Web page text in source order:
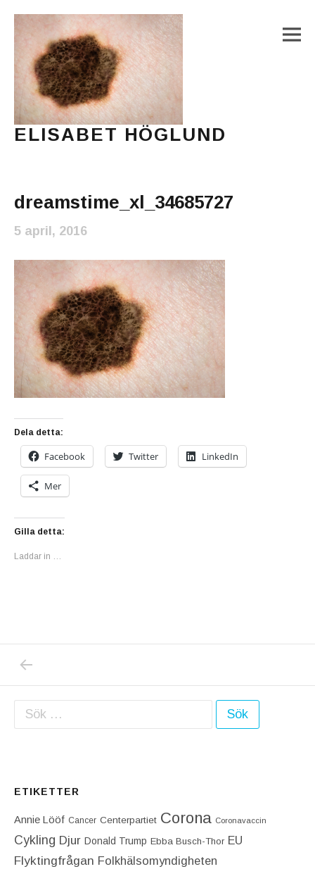
ELISABET HÖGLUND
dreamstime_xl_34685727
5 april, 2016
Dela detta:
Facebook Twitter LinkedIn
Mer
Gilla detta:
Laddar in …
Inläggsnavigering
Sök efter:
ETIKETTER
Annie Lööf Cancer Centerpartiet‎ Corona Coronavaccin
Cykling Djur Donald Trump Ebba Busch-Thor EU
Flyktingfrågan Folkhälsomyndigheten